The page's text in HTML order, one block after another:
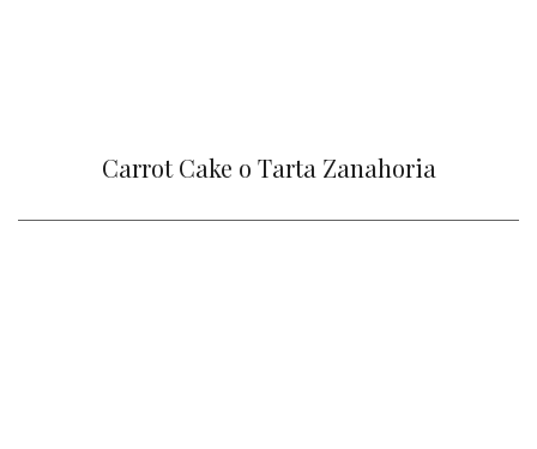
Carrot Cake o Tarta Zanahoria